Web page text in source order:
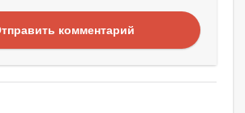
комментарий